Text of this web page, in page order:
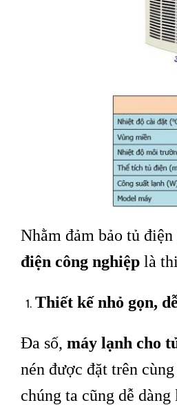
Nhằm đảm bảo tủ
điện công nghiệp là
Thiết kế nhỏ gọn,
Đa số, máy lạnh cho
nén được đặt trên
chúng ta cũng dễ